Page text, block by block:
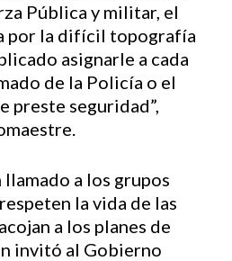
Pública y militar, el
por la difícil topografía
asignarle a cada
de la Policía o el
preste seguridad”,
a los grupos
la vida de las
a los planes de
invitó al Gobierno